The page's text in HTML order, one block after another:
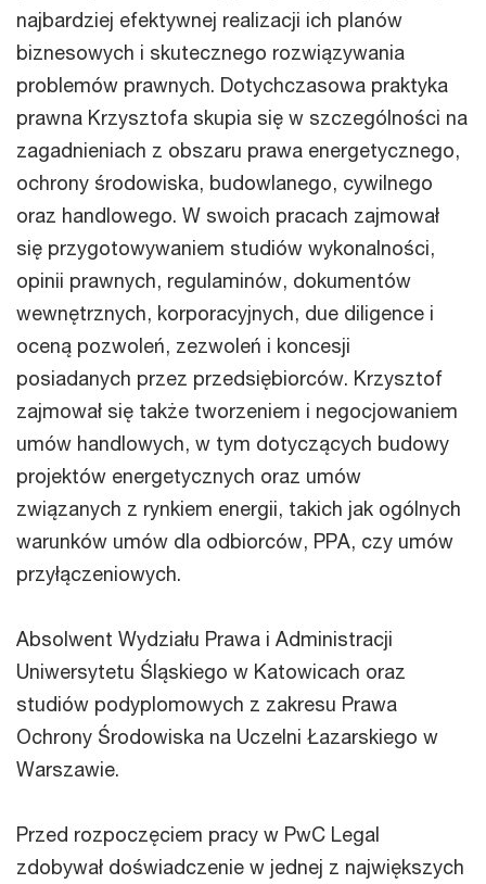
najbardziej efektywnej realizacji ich planów
biznesowych i skutecznego rozwiązywania
problemów prawnych. Dotychczasowa praktyka
prawna Krzysztofa skupia się w szczególności na
zagadnieniach z obszaru prawa energetycznego,
ochrony środowiska, budowlanego, cywilnego
oraz handlowego. W swoich pracach zajmował
się przygotowywaniem studiów wykonalności,
opinii prawnych, regulaminów, dokumentów
wewnętrznych, korporacyjnych, due diligence i
oceną pozwoleń, zezwoleń i koncesji
posiadanych przez przedsiębiorców. Krzysztof
zajmował się także tworzeniem i negocjowaniem
umów handlowych, w tym dotyczących budowy
projektów energetycznych oraz umów
związanych z rynkiem energii, takich jak ogólnych
warunków umów dla odbiorców, PPA, czy umów
przyłączeniowych.
Absolwent Wydziału Prawa i Administracji
Uniwersytetu Śląskiego w Katowicach oraz
studiów podyplomowych z zakresu Prawa
Ochrony Środowiska na Uczelni Łazarskiego w
Warszawie.
Przed rozpoczęciem pracy w PwC Legal
zdobywał doświadczenie w jednej z największych